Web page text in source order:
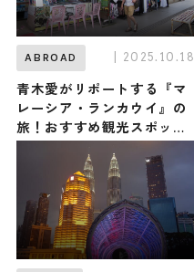
ABROAD | 2025.10.18
青木愛がリポートする『マ
レーシア・ランカウイ』の
旅！おすすめ観光スポット
やグルメを紹介 2025年10
月18日放送